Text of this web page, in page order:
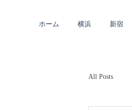
ホーム 横浜 新宿
All Posts